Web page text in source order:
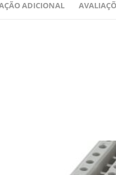
ADICIONAL